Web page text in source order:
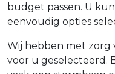
budget passen. U
eenvoudig opties
Wij hebben met zorg
voor u geselecteerd.